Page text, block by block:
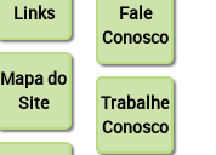
Links
Mapa do
Site
Fale
Conosco
Trabalhe
Conosco